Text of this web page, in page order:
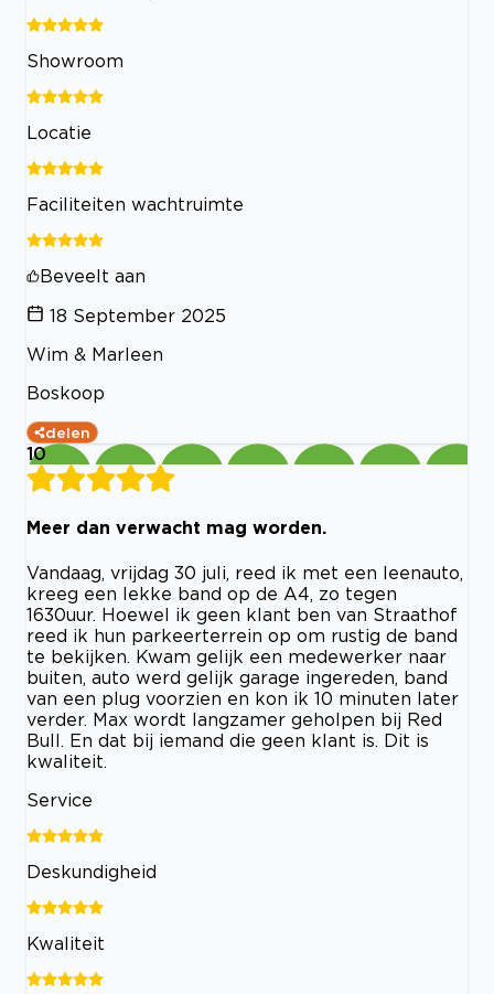
Showroom
Locatie
Faciliteiten wachtruimte
Beveelt aan
18 September 2025
Wim & Marleen
Boskoop
delen
10
Meer dan verwacht mag worden.
Vandaag, vrijdag 30 juli, reed ik met een leenauto,
kreeg een lekke band op de A4, zo tegen
1630uur. Hoewel ik geen klant ben van Straathof
reed ik hun parkeerterrein op om rustig de band
te bekijken. Kwam gelijk een medewerker naar
buiten, auto werd gelijk garage ingereden, band
van een plug voorzien en kon ik 10 minuten later
verder. Max wordt langzamer geholpen bij Red
Bull. En dat bij iemand die geen klant is. Dit is
kwaliteit.
Service
Deskundigheid
Kwaliteit